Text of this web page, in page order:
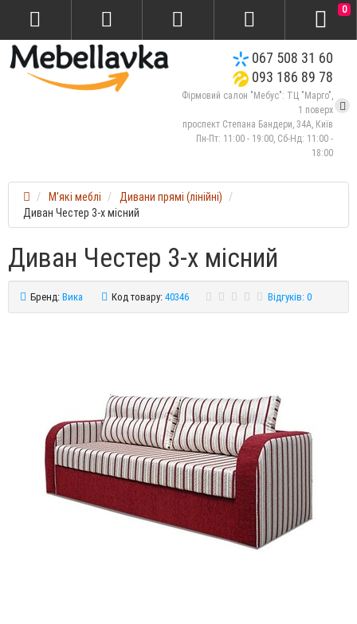
067 508 31 60
093 186 89 78
Фірмовий салон "Мебус": ТЦ "Марго",
1 поверх
проспект Степана Бандери, 34А, Київ
Пн-Пт: 11:00 - 19:00, Сб-Нд: 11:00 -
18:00
0
М'які меблі
Дивани прямі (лінійні)
Диван Честер 3-х місний
Диван Честер 3-х місний
Бренд:Вика Код товару:40346 Відгуків: 0